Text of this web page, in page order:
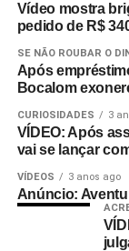
Vídeo mostra
pedido de R$
SE NÃO ROUBAR O
Após
Bocalom
CURIOSIDADES 3
VÍDEO: Após
vai se lançar
VÍDEOS 3 anos ago
Anúncio: